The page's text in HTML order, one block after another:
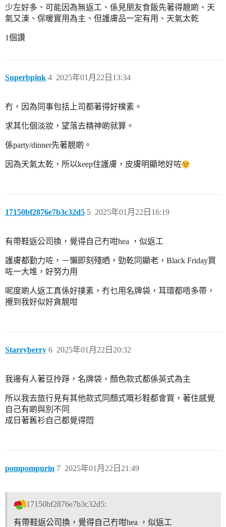
少左好多、可能因為無返工、係見朋友食飯先著得靚啲、天
氣又涷、保暖實用為主、但護膚品一定有用、天氣太乾
1個讚
Superbpink 2025年01月22日13:34
4
冇，因為同事包括上司都著得好樸素。
求其化個淡妝，望落去精神啲就算。
係party/dinner先著靚啲。
因為天氣太乾，所以keep住護膚，皮膚明顯地好咗
17150bf2876e7b3c32d5 2025年01月22日16:19
5
有帶鞋返公司換，覺得自己冇咁hea ，似返工
護膚都勤力咗，－懶即刻殘晒，勁乾同顯老，Black Friday買
咗一大堆，好努力用
呢度啲人返工真係好撲素，冇乜用名牌袋，耳環都唔多帶，
攪到我好似好貪靚咁
Starryberry 2025年01月22日20:32
6
我邊有人著豆拎踭，名牌袋，顏色款式都係英式為主
所以我去旅行見有其他款式同顏式嘅衫鞋都會買，著住感覺
自己有啲與別不同
成日著舊衫自己都覺得悶
pompompurin 2025年01月22日21:49
7
17150bf2876e7b3c32d5:
有帶鞋返公司換，覺得自己冇咁hea ，似返工